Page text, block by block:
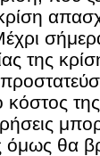
της
κόστος
όμως θα